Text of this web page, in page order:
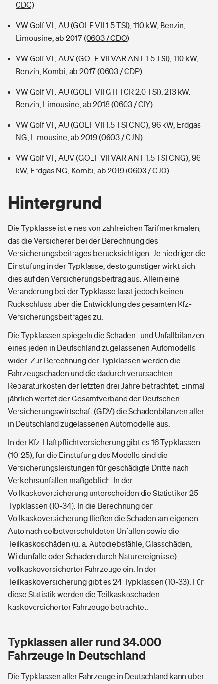
CDC)
VW Golf VII, AU (GOLF VII 1.5 TSI), 110 kW, Benzin,
Limousine, ab 2017(0603 / CDO)
VW Golf VII, AUV (GOLF VII VARIANT 1.5 TSI), 110 kW,
Benzin, Kombi, ab 2017(0603 / CDP)
VW Golf VII, AU (GOLF VII GTI TCR 2.0 TSI), 213 kW,
Benzin, Limousine, ab 2018 (0603 / CIY)
VW Golf VII, AU (GOLF VII 1.5 TSI CNG), 96 kW, Erdgas
NG, Limousine, ab 2019(0603 / CJN)
VW Golf VII, AUV (GOLF VII VARIANT 1.5 TSI CNG), 96
kW, Erdgas NG, Kombi, ab 2019(0603 / CJO)
Hintergrund
Die Typklasse ist eines von zahlreichen Tarifmerkmalen,
das die Versicherer bei der Berechnung des
Versicherungsbeitrages berücksichtigen. Je niedriger die
Einstufung in der Typklasse, desto günstiger wirkt sich
dies auf den Versicherungsbeitrag aus. Allein eine
Veränderung bei der Typklasse lässt jedoch keinen
Rückschluss über die Entwicklung des gesamten Kfz-
Versicherungsbeitrages zu.
Die Typklassen spiegeln die Schaden- und Unfallbilanzen
eines jeden in Deutschland zugelassenen Automodells
wider. Zur Berechnung der Typklassen werden die
Fahrzeugschäden und die dadurch verursachten
Reparaturkosten der letzten drei Jahre betrachtet. Einmal
jährlich wertet der Gesamtverband der Deutschen
Versicherungswirtschaft (GDV) die Schadenbilanzen aller
in Deutschland zugelassenen Automodelle aus.
In der Kfz-Haftpflichtversicherung gibt es 16 Typklassen
(10-25), für die Einstufung des Modells sind die
Versicherungsleistungen für geschädigte Dritte nach
Verkehrsunfällen maßgeblich. In der
Vollkaskoversicherung unterscheiden die Statistiker 25
Typklassen (10-34). In die Berechnung der
Vollkaskoversicherung fließen die Schäden am eigenen
Auto nach selbstverschuldeten Unfällen sowie die
Teilkaskoschäden (u. a. Autodiebstähle, Glasschäden,
Wildunfälle oder Schäden durch Naturereignisse)
vollkaskoversicherter Fahrzeuge ein. In der
Teilkaskoversicherung gibt es 24 Typklassen (10-33). Für
diese Statistik werden die Teilkaskoschäden
kaskoversicherter Fahrzeuge betrachtet.
Typklassen aller rund 34.000
Fahrzeuge in Deutschland
Die Typklassen aller Fahrzeuge in Deutschland kann über